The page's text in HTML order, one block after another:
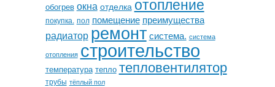
обогрев окна отделка
покупка. пол помещение преимущества
радиатор ремонт система. система
отопления строительство
температура тепло тепловентилятор
трубы тёплый пол